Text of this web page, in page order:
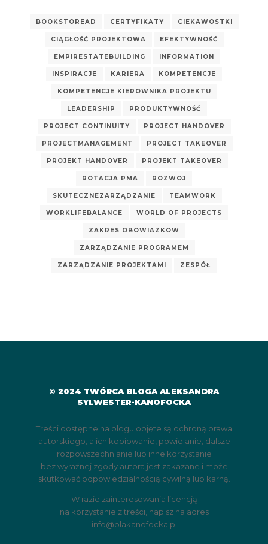
BOOKSTOREAD CERTYFIKATY CIEKAWOSTKI
CIĄGŁOŚĆ PROJEKTOWA EFEKTYWNOŚĆ
EMPIRESTATEBUILDING INFORMATION
INSPIRACJE KARIERA KOMPETENCJE
KOMPETENCJE KIEROWNIKA PROJEKTU
LEADERSHIP PRODUKTYWNOŚĆ
PROJECT CONTINUITY PROJECT HANDOVER
PROJECTMANAGEMENT PROJECT TAKEOVER
PROJEKT HANDOVER PROJEKT TAKEOVER
ROTACJA PMA ROZWOJ
SKUTECZNEZARZĄDZANIE TEAMWORK
WORKLIFEBALANCE WORLD OF PROJECTS
ZAKRES OBOWIAZKOW
ZARZĄDZANIE PROGRAMEM
ZARZĄDZANIE PROJEKTAMI ZESPÓŁ
© 2024 TWÓRCA BLOGA ALEKSANDRA
SYLWESTER-KANOFOCKA
Treści dostępne na blogu objęte są ochroną prawa
autorskiego, a ich kopiowanie, powielanie, dalsze
rozpowszechnianie lub inne korzystanie
bez wyraźnej zgody autora jest zakazane i może
skutkować odpowiedzialnością cywilną lub karną.
W razie zainteresowania licencją
na korzystanie z treści, napisz na adres
info@olakanofocka.pl